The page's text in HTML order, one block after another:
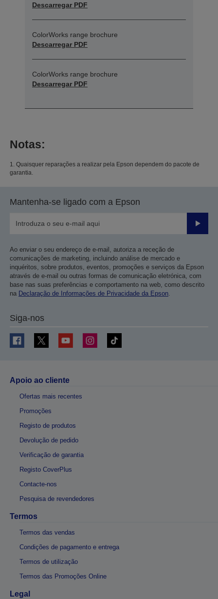
Descarregar PDF
ColorWorks range brochure
Descarregar PDF
ColorWorks range brochure
Descarregar PDF
Notas:
1. Quaisquer reparações a realizar pela Epson dependem do pacote de
garantia.
Mantenha-se ligado com a Epson
Enviar
Ao enviar o seu endereço de e-mail, autoriza a receção de
comunicações de marketing, incluindo análise de mercado e
inquéritos, sobre produtos, eventos, promoções e serviços da Epson
através de e-mail ou outras formas de comunicação eletrónica, com
base nas suas preferências e comportamento na web, como descrito
na Declaração de Informações de Privacidade da Epson.
Siga-nos
Apoio ao cliente
Ofertas mais recentes
Promoções
Registo de produtos
Devolução de pedido
Verificação de garantia
Registo CoverPlus
Contacte-nos
Pesquisa de revendedores
Termos
Termos das vendas
Condições de pagamento e entrega
Termos de utilização
Termos das Promoções Online
Legal